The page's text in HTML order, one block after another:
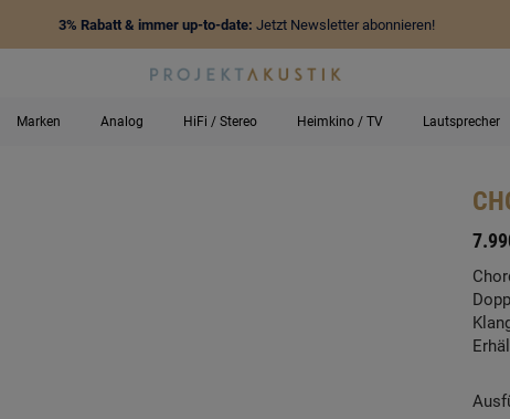
3% Rabatt & immer up-to-date: Jetzt Newsletter abonnieren!
Marken Analog HiFi / Stereo Heimkino / TV Lautsprecher